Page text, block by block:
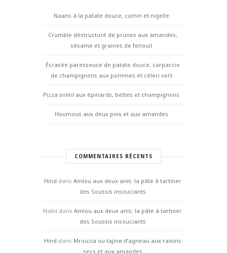
Naans à la patate douce, cumin et nigelle
Crumble déstructuré de prunes aux amandes,
sésame et graines de fenouil
Écrasée paresseuse de patate douce, carpaccio
de champignons aux pommes et céleri vert
Pizza soleil aux épinards, bettes et champignons
Houmous aux deux pois et aux amandes
COMMENTAIRES RÉCENTS
Hind dans Amlou aux deux anis: la pâte à tartiner
des Soussis insouciants
Nabil dans Amlou aux deux anis: la pâte à tartiner
des Soussis insouciants
Hind dans Mrouzia ou tajine d’agneau aux raisins
secs et aux amandes